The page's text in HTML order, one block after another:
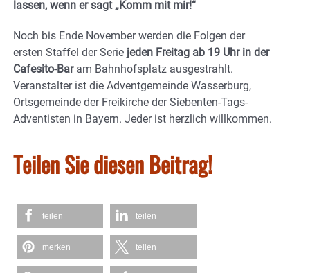
lassen, wenn er sagt „Komm mit mir!“
Noch bis Ende November werden die Folgen der
ersten Staffel der Serie jeden Freitag ab 19 Uhr in der
Cafesito-Baram Bahnhofsplatz ausgestrahlt.
Veranstalter ist die Adventgemeinde Wasserburg,
Ortsgemeinde der Freikirche der Siebenten-Tags-
Adventisten in Bayern. Jeder ist herzlich willkommen.
Teilen Sie diesen Beitrag!
teilen teilen
merken teilen